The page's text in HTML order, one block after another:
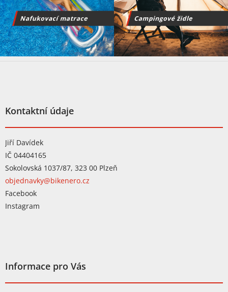
Kontaktní údaje
Jiří Davídek
IČ 04404165
Sokolovská 1037/87, 323 00 Plzeň
objednavky@bikenero.cz
Facebook
Instagram
Informace pro Vás